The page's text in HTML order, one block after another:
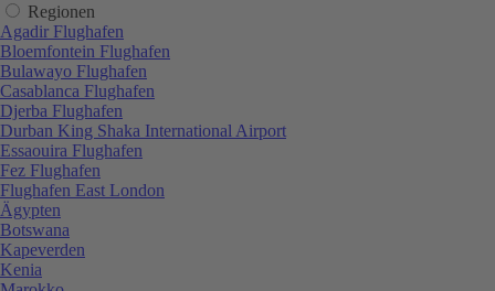
Regionen
Agadir Flughafen
Bloemfontein Flughafen
Bulawayo Flughafen
Casablanca Flughafen
Djerba Flughafen
Durban King Shaka International Airport
Essaouira Flughafen
Fez Flughafen
Flughafen East London
Ägypten
Botswana
Kapeverden
Kenia